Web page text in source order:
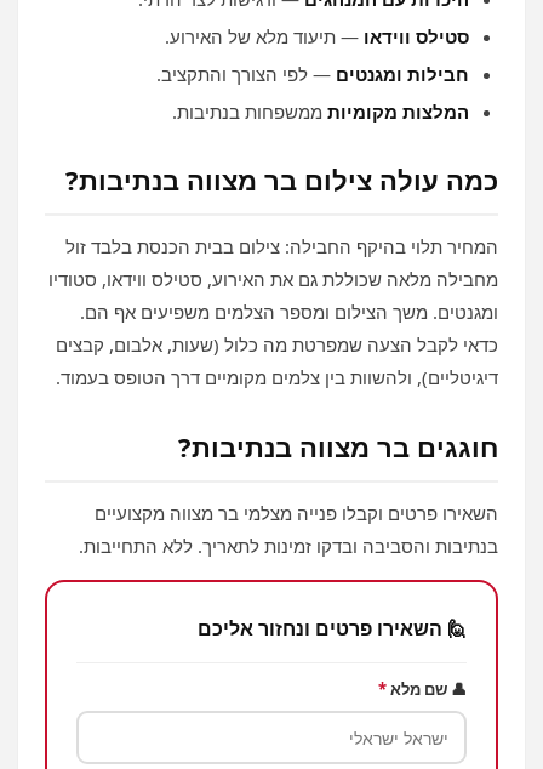
סטילס ווידאו — תיעוד מלא של האירוע.
חבילות ומגנטים — לפי הצורך והתקציב.
המלצות מקומיות ממשפחות בנתיבות.
כמה עולה צילום בר מצווה בנתיבות?
המחיר תלוי בהיקף החבילה: צילום בבית הכנסת בלבד זול
מחבילה מלאה שכוללת גם את האירוע, סטילס ווידאו, סטודיו
ומגנטים. משך הצילום ומספר הצלמים משפיעים אף הם.
כדאי לקבל הצעה שמפרטת מה כלול (שעות, אלבום, קבצים
דיגיטליים), ולהשוות בין צלמים מקומיים דרך הטופס בעמוד.
חוגגים בר מצווה בנתיבות?
השאירו פרטים וקבלו פנייה מצלמי בר מצווה מקצועיים
בנתיבות והסביבה ובדקו זמינות לתאריך. ללא התחייבות.
🙋 השאירו פרטים ונחזור אליכם
👤 שם מלא*